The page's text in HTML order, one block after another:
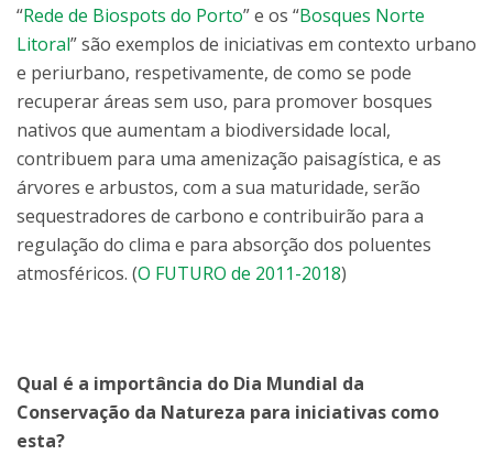
“Rede de Biospots do Porto” e os “Bosques Norte
Litoral” são exemplos de iniciativas em contexto urbano
e periurbano, respetivamente, de como se pode
recuperar áreas sem uso, para promover bosques
nativos que aumentam a biodiversidade local,
contribuem para uma amenização paisagística, e as
árvores e arbustos, com a sua maturidade, serão
sequestradores de carbono e contribuirão para a
regulação do clima e para absorção dos poluentes
atmosféricos. (O FUTURO de 2011-2018)
Qual é a importância do Dia Mundial da
Conservação da Natureza para iniciativas como
esta?